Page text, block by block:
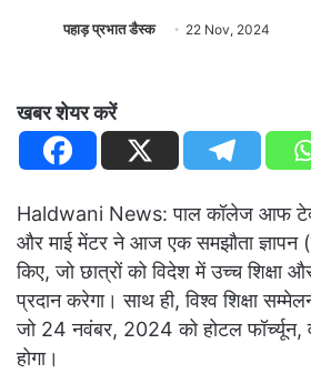
पहाड़ प्रभात डैस्क 22 Nov, 2024
खबर शेयर करें
Haldwani News: पाल कॉलेज आफ
और माई मेंटर ने आज एक समझौता ज्ञापन
किए, जो छात्रों को विदेश में उच्च शिक्षा
प्रदान करेगा। साथ ही, विश्व शिक्षा
जो 24 नवंबर, 2024 को होटल फॉर्च्यून,
होगा।